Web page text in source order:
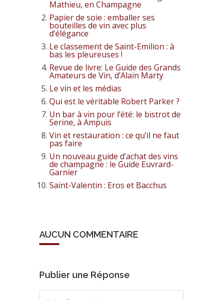
Mathieu, en Champagne
Papier de soie : emballer ses
bouteilles de vin avec plus
d’élégance
Le classement de Saint-Emilion : à
bas les pleureuses !
Revue de livre: Le Guide des Grands
Amateurs de Vin, d’Alain Marty
Le vin et les médias
Qui est le véritable Robert Parker ?
Un bar à vin pour l’été: le bistrot de
Serine, à Ampuis
Vin et restauration : ce qu’il ne faut
pas faire
Un nouveau guide d’achat des vins
de champagne : le Guide Euvrard-
Garnier
Saint-Valentin : Eros et Bacchus
AUCUN COMMENTAIRE
Publier une Réponse